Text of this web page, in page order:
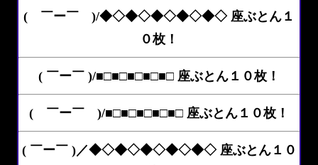
( ￣ー￣ )/◆◇◆◇◆◇◆◇◆◇ 座ぶとん１
０枚！
( ￣ー￣ )/■□■□■□■□■□ 座ぶとん１０枚！
( ￣ー￣ )/■□■□■□■□■□ 座ぶとん１０枚！
( ￣ー￣ )／◆◇◆◇◆◇◆◇◆◇ 座ぶとん１０